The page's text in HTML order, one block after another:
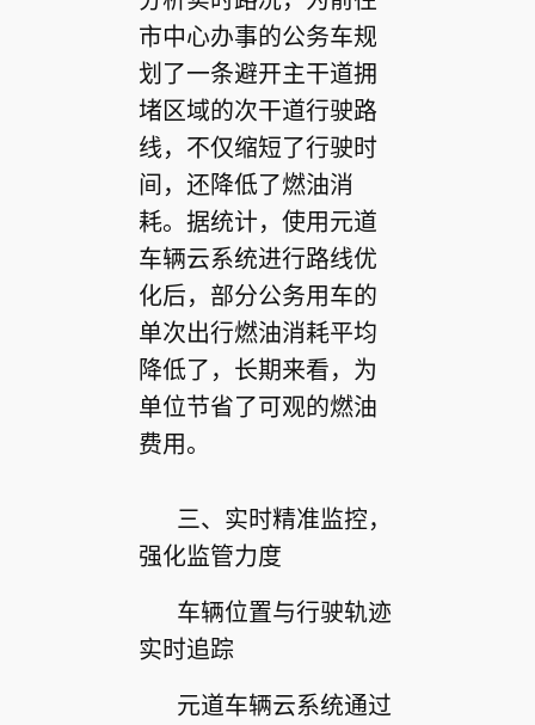
市中心办事的公务车规
划了一条避开主干道拥
堵区域的次干道行驶路
线，不仅缩短了行驶时
间，还降低了燃油消
耗。据统计，使用元道
车辆云系统进行路线优
化后，部分公务用车的
单次出行燃油消耗平均
降低了，长期来看，为
单位节省了可观的燃油
费用。
三、实时精准监控，
强化监管力度
车辆位置与行驶轨迹
实时追踪
元道车辆云系统通过